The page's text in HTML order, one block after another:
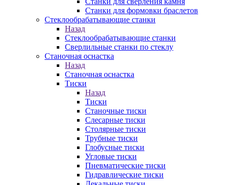
Станки для формовки браслетов
Стеклообрабатывающие станки
Назад
Стеклообрабатывающие станки
Сверлильные станки по стеклу
Станочная оснастка
Назад
Станочная оснастка
Тиски
Назад
Тиски
Станочные тиски
Слесарные тиски
Столярные тиски
Трубные тиски
Глобусные тиски
Угловые тиски
Пневматические тиски
Гидравлические тиски